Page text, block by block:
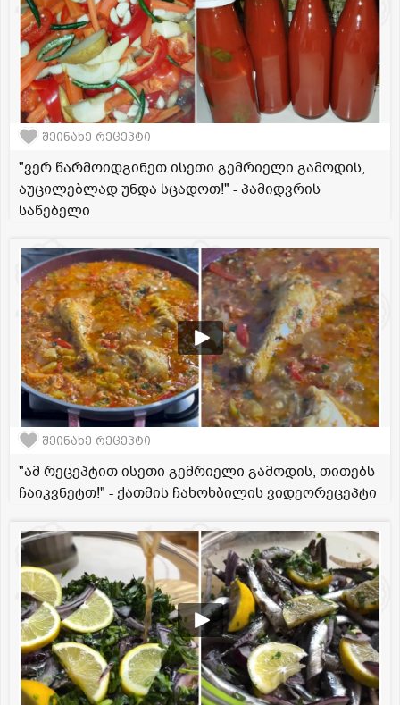
შეინახე რეცეპტი
"ვერ წარმოიდგინეთ ისეთი გემრიელი გამოდის,
აუცილებლად უნდა სცადოთ!" - პამიდვრის
საწებელი
შეინახე რეცეპტი
"ამ რეცეპტით ისეთი გემრიელი გამოდის, თითებს
ჩაიკვნეტთ!" - ქათმის ჩახოხბილის ვიდეორეცეპტი